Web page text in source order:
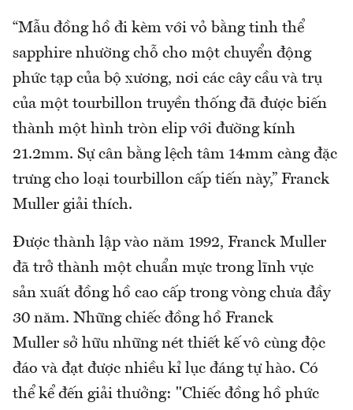
“Mẫu đồng hồ đi kèm với vỏ bằng tinh thể
sapphire nhường chỗ cho một chuyển động
phức tạp của bộ xương, nơi các cây cầu và trụ
của một tourbillon truyền thống đã được biến
thành một hình tròn elip với đường kính
21.2mm. Sự cân bằng lệch tâm 14mm càng đặc
trưng cho loại tourbillon cấp tiến này,” Franck
Muller giải thích.
Được thành lập vào năm 1992, Franck Muller
đã trở thành một chuẩn mực trong lĩnh vực
sản xuất đồng hồ cao cấp trong vòng chưa đầy
30 năm. Những chiếc đồng hồ Franck
Muller sở hữu những nét thiết kế vô cùng độc
đáo và đạt được nhiều kỉ lục đáng tự hào. Có
thể kể đến giải thưởng: "Chiếc đồng hồ phức